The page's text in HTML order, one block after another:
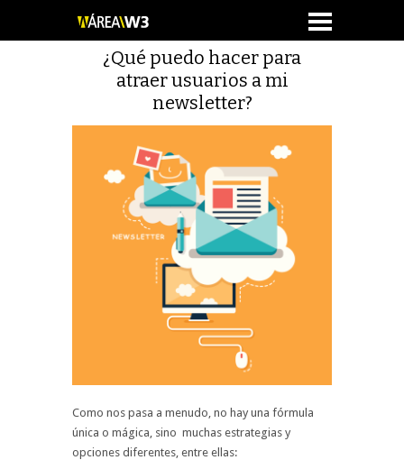
¿Qué puedo hacer para
atraer usuarios a mi
newsletter?
Como nos pasa a menudo, no hay una fórmula
única o mágica, sino muchas estrategias y
opciones diferentes, entre ellas: